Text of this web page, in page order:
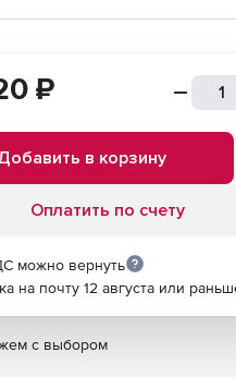
₽
в корзину
Оплатить по счету
можно вернуть
на почту 12 августа или
с выбором